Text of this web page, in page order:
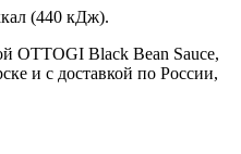
(440 кДж).
OTTOGI Black Bean Sauce,
и с доставкой по России,